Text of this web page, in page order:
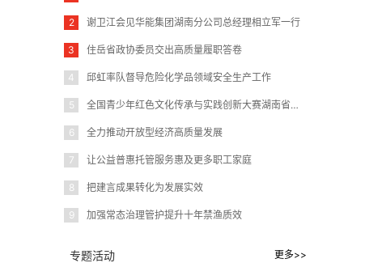
2 谢卫江会见华能集团湖南分公司总经理相立军一行
3 住岳省政协委员交出高质量履职答卷
4 邱虹率队督导危险化学品领域安全生产工作
5 全国青少年红色文化传承与实践创新大赛湖南省赛在岳阳圆满闭幕
6 全力推动开放型经济高质量发展
7 让公益普惠托管服务惠及更多职工家庭
8 把建言成果转化为发展实效
9 加强常态治理管护提升十年禁渔质效
专题活动 更多>>